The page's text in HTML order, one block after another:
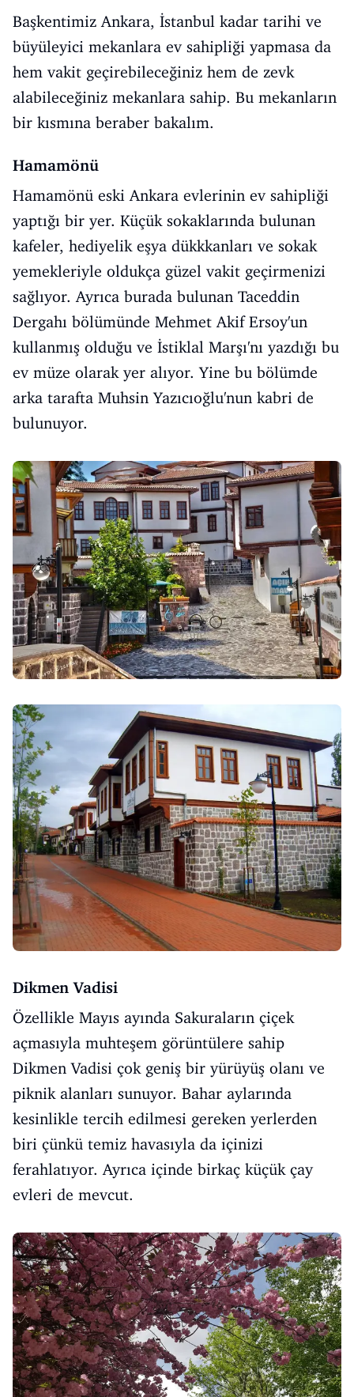
Başkentimiz Ankara, İstanbul kadar tarihi ve
büyüleyici mekanlara ev sahipliği yapmasa da
hem vakit geçirebileceğiniz hem de zevk
alabileceğiniz mekanlara sahip. Bu mekanların
bir kısmına beraber bakalım.
Hamamönü
Hamamönü eski Ankara evlerinin ev sahipliği
yaptığı bir yer. Küçük sokaklarında bulunan
kafeler, hediyelik eşya dükkkanları ve sokak
yemekleriyle oldukça güzel vakit geçirmenizi
sağlıyor. Ayrıca burada bulunan Taceddin
Dergahı bölümünde Mehmet Akif Ersoy'un
kullanmış olduğu ve İstiklal Marşı'nı yazdığı bu
ev müze olarak yer alıyor. Yine bu bölümde
arka tarafta Muhsin Yazıcıoğlu'nun kabri de
bulunuyor.
Dikmen Vadisi
Özellikle Mayıs ayında Sakuraların çiçek
açmasıyla muhteşem görüntülere sahip
Dikmen Vadisi çok geniş bir yürüyüş olanı ve
piknik alanları sunuyor. Bahar aylarında
kesinlikle tercih edilmesi gereken yerlerden
biri çünkü temiz havasıyla da içinizi
ferahlatıyor. Ayrıca içinde birkaç küçük çay
evleri de mevcut.